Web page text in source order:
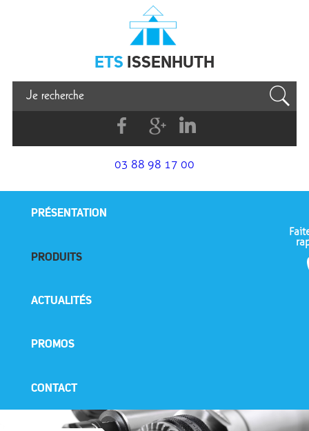
Issenhuth
ETS ISSENHUTH
FacebookG+
Linkedin
03 88 98 17 00
PRÉSENTATION
PRODUITS
ACTUALITÉS
PROMOS
CONTACT